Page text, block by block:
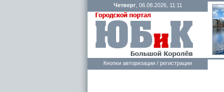
Четверг, 06.08.2026, 11:11
Кнопки авторизации / регистрации